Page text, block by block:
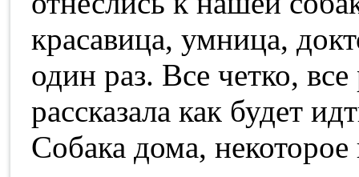
красавица, умница,
один раз. Все четко,
рассказала как будет
Собака дома, некоторое